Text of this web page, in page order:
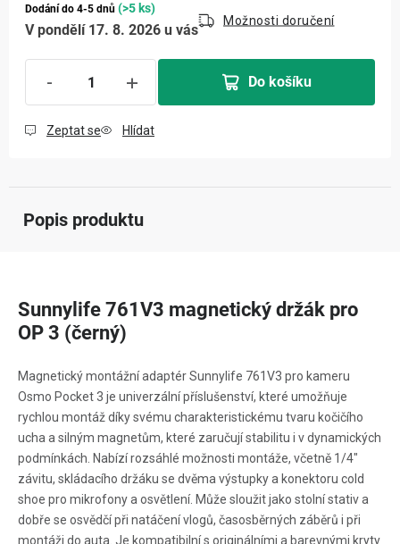
Dodání do 4-5 dnů (>5 ks)
V pondělí 17. 8. 2026 u vás
Možnosti doručení
Do košíku
Zeptat se Hlídat
Popis produktu
Sunnylife 761V3 magnetický držák pro
OP 3 (černý)
Magnetický montážní adaptér Sunnylife 761V3 pro kameru
Osmo Pocket 3 je univerzální příslušenství, které umožňuje
rychlou montáž díky svému charakteristickému tvaru kočičího
ucha a silným magnetům, které zaručují stabilitu i v dynamických
podmínkách. Nabízí rozsáhlé možnosti montáže, včetně 1/4"
závitu, skládacího držáku se dvěma výstupky a konektoru cold
shoe pro mikrofony a osvětlení. Může sloužit jako stolní stativ a
dobře se osvědčí při natáčení vlogů, časosběrných záběrů i při
montáži do auta. Je kompatibilní s originálními a barevnými kryty